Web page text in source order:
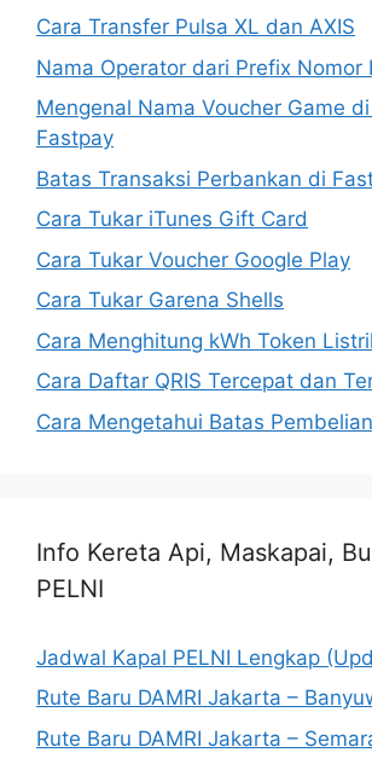
Cara Transfer Pulsa XL dan AXIS
Nama Operator dari Prefix Nomor
Mengenal Nama Voucher Game
Fastpay
Batas Transaksi Perbankan di
Cara Tukar iTunes Gift Card
Cara Tukar Voucher Google Play
Cara Tukar Garena Shells
Cara Menghitung kWh Token
Cara Daftar QRIS Tercepat dan
Cara Mengetahui Batas
Info Kereta Api, Maskapai,
PELNI
Jadwal Kapal PELNI Lengkap
Rute Baru DAMRI Jakarta –
Rute Baru DAMRI Jakarta –